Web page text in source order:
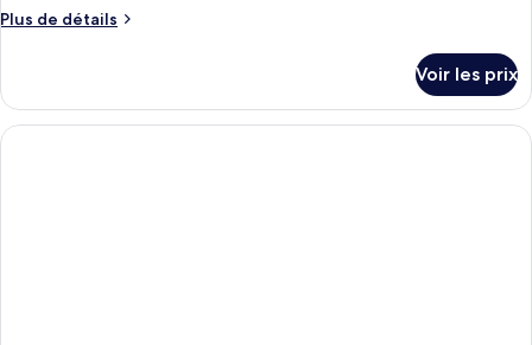
Plus de détails
Plus
le
type
de
Voir les prix